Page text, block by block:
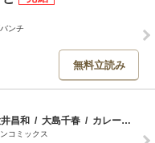
ンチ
無料立読み
昌和 / 大島千春 / カレー沢薫
コミックス